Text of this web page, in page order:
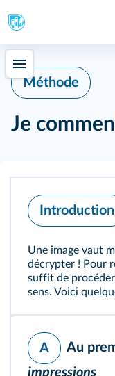
Méthode
Je
Introduction
Une image vaut
décrypter ! Pour
suffit de
sens. Voici
A Au
impressions